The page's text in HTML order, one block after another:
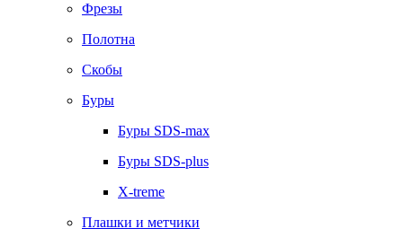
Фрезы
Полотна
Скобы
Буры
Буры SDS-max
Буры SDS-plus
X-treme
Плашки и метчики